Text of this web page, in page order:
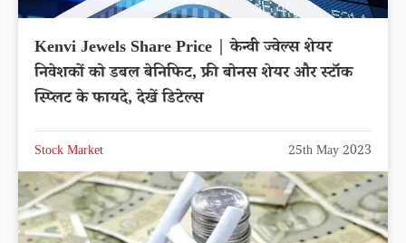
Kenvi Jewels Share Price | केन्वी ज्वेल्स शेयर
निवेशकों को डबल बेनिफिट, फ्री बोनस शेयर और स्टॉक
स्प्लिट के फायदे, देखें डिटेल्स
Stock Market 25th May 2023